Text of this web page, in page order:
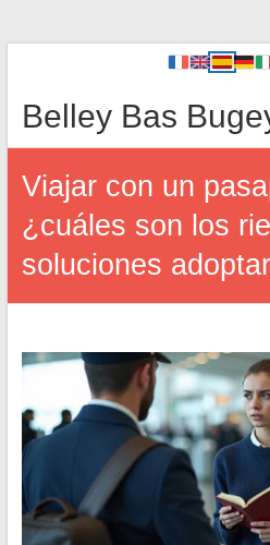
Belley Bas
Viajar con un
¿cuáles son los
soluciones